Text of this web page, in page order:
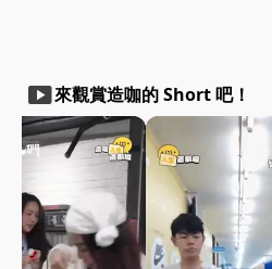
smart_display來觀賞造咖的 Short 吧！